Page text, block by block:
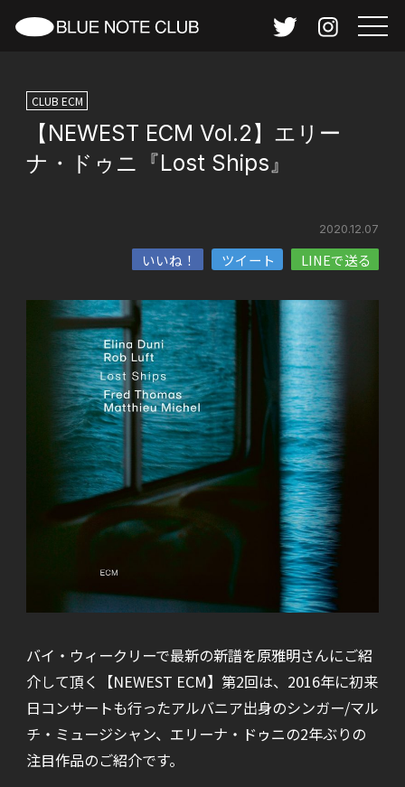
CLUB ECM
【NEWEST ECM Vol.2】エリー
ナ・ドゥニ『Lost Ships』
2020.12.07
いいね！ ツイート LINEで送る
バイ・ウィークリーで最新の新譜を原雅明さんにご紹
介して頂く【NEWEST ECM】第2回は、2016年に初来
日コンサートも行ったアルバニア出身のシンガー/マル
チ・ミュージシャン、エリーナ・ドゥニの2年ぶりの
注目作品のご紹介です。